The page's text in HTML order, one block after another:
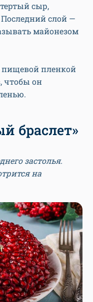
сыр,
слой —
майонезом
пищевой пленкой
чтобы он
браслет»
застолья.
на